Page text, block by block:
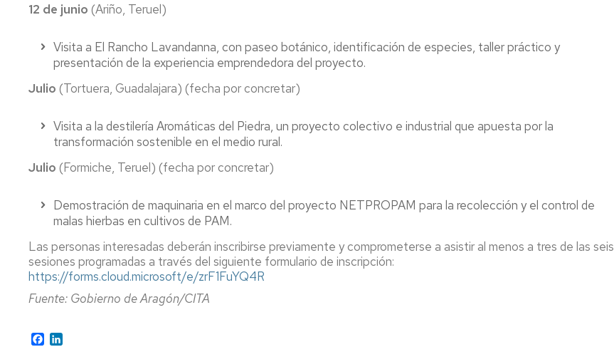
12 de junio (Ariño, Teruel)
Visita a El Rancho Lavandanna, con paseo botánico, identificación de especies, taller práctico y
presentación de la experiencia emprendedora del proyecto.
Julio (Tortuera, Guadalajara) (fecha por concretar)
Visita a la destilería Aromáticas del Piedra, un proyecto colectivo e industrial que apuesta por la
transformación sostenible en el medio rural.
Julio (Formiche, Teruel) (fecha por concretar)
Demostración de maquinaria en el marco del proyecto NETPROPAM para la recolección y el control de
malas hierbas en cultivos de PAM.
Las personas interesadas deberán inscribirse previamente y comprometerse a asistir al menos a tres de las seis
sesiones programadas a través del siguiente formulario de inscripción:
https://forms.cloud.microsoft/e/zrF1FuYQ4R
Fuente: Gobierno de Aragón/CITA
Facebook